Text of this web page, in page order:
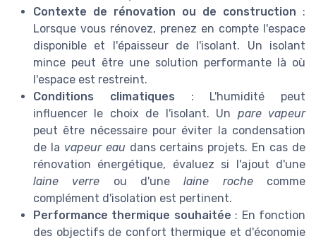
Contexte de rénovation ou de construction :
Lorsque vous rénovez, prenez en compte l'espace
disponible et l'épaisseur de l'isolant. Un isolant
mince peut être une solution performante là où
l'espace est restreint.
Conditions climatiques : L'humidité peut
influencer le choix de l'isolant. Un pare vapeur
peut être nécessaire pour éviter la condensation
de la vapeur eau dans certains projets. En cas de
rénovation énergétique, évaluez si l'ajout d'une
laine verre ou d'unelaine rochecomme
complément d'isolation est pertinent.
Performance thermique souhaitée : En fonction
des objectifs de confort thermique et d'économie